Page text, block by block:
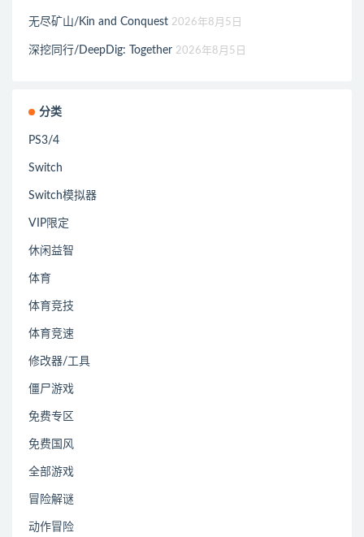
无尽矿山/Kin and Conquest 2026年8月5日
深挖同行/DeepDig: Together 2026年8月5日
分类
PS3/4
Switch
Switch模拟器
VIP限定
休闲益智
体育
体育竞技
体育竞速
修改器/工具
僵尸游戏
免费专区
免费国风
全部游戏
冒险解谜
动作冒险